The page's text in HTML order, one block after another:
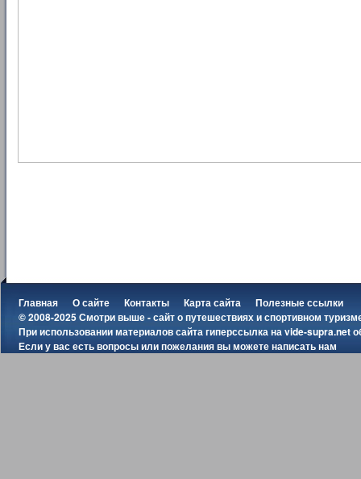
Главная О сайте Контакты Карта сайта
Полезные ссылки
© 2008-2025 Смотри выше - сайт о путешествиях и спортивном
При использовании материалов сайта гиперссылка наvide-supra.net
Если у вас есть вопросы или пожелания вы можетенаписать нам